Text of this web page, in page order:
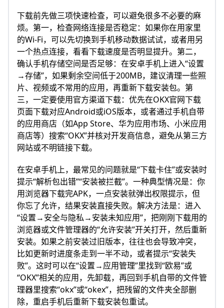
下载前先做三项快速检查，可以避免很多不必要的麻
烦。第一，检查网络连接是否稳定：如果你在用家里
的Wi‑Fi，可以先切换到手机移动数据试试，或者用另
一个热点连接，看看下载速度是否明显提升。第二，
确认手机存储空间是否足够：在安卓手机上进入“设置
→存储”，如果剩余空间低于200MB，建议清理一些照
片、视频或不常用的应用，再重新下载安装包。第
三，一定要使用官方渠道下载：优先在OKX官网下载
页面下载对应Android或iOS版本，或者通过手机自带
的应用商店（如App Store、华为应用市场、小米应用
商店等）搜索“OKX”并核对开发商信息，避免从第三方
网站或不明链接下载。
在安卓手机上，最常见的问题就是“下载卡住”或安装时
提示“解析包出错”“安装被拦截”。一种典型情况是：你
用浏览器下载完APK，一点安装就弹出权限提示，但
你忘了允许，结果安装直接失败。解决方法是：进入
“设置→安全与隐私→安装未知应用”，把刚刚下载用的
浏览器或文件管理器的“允许安装”开关打开，然后重新
安装。如果之前安装过旧版本，往往也会导致冲突，
比如更新时进度条走到一半不动，或者提示“安装失
败”。这时可以在“设置→应用管理”里找到“欧易”或
“OKX”相关的应用，先卸载，再回到手机自带的文件管
理器里搜索“okx”或“okex”，把残留的文件夹全部删
除，重启手机后重新下载安装包重试。